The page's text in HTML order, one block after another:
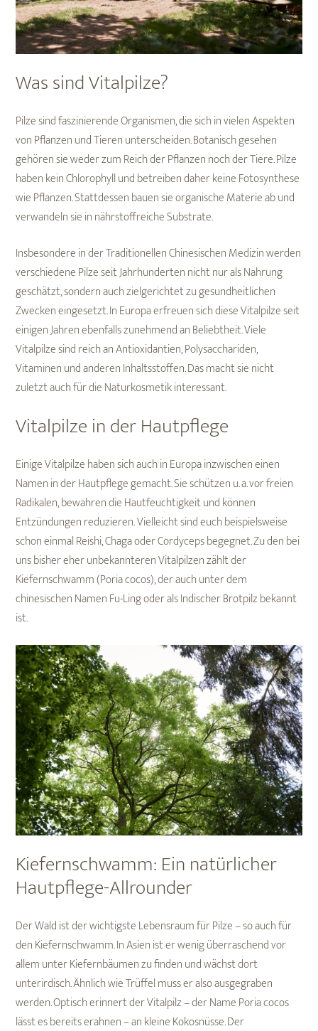
Was sind Vitalpilze?
Pilze sind faszinierende Organismen, die sich in vielen Aspekten
von Pflanzen und Tieren unterscheiden. Botanisch gesehen
gehören sie weder zum Reich der Pflanzen noch der Tiere. Pilze
haben kein Chlorophyll und betreiben daher keine Fotosynthese
wie Pflanzen. Stattdessen bauen sie organische Materie ab und
verwandeln sie in nährstoffreiche Substrate.
Insbesondere in der Traditionellen Chinesischen Medizin werden
verschiedene Pilze seit Jahrhunderten nicht nur als Nahrung
geschätzt, sondern auch zielgerichtet zu gesundheitlichen
Zwecken eingesetzt. In Europa erfreuen sich diese Vitalpilze seit
einigen Jahren ebenfalls zunehmend an Beliebtheit. Viele
Vitalpilze sind reich an Antioxidantien, Polysacchariden,
Vitaminen und anderen Inhaltsstoffen. Das macht sie nicht
zuletzt auch für die Naturkosmetik interessant.
Vitalpilze in der Hautpflege
Einige Vitalpilze haben sich auch in Europa inzwischen einen
Namen in der Hautpflege gemacht. Sie schützen u. a. vor freien
Radikalen, bewahren die Hautfeuchtigkeit und können
Entzündungen reduzieren. Vielleicht sind euch beispielsweise
schon einmal Reishi, Chaga oder Cordyceps begegnet. Zu den bei
uns bisher eher unbekannteren Vitalpilzen zählt der
Kiefernschwamm (Poria cocos), der auch unter dem
chinesischen Namen Fu-Ling oder als Indischer Brotpilz bekannt
ist.
Kiefernschwamm: Ein natürlicher
Hautpflege-Allrounder
Der Wald ist der wichtigste Lebensraum für Pilze – so auch für
den Kiefernschwamm. In Asien ist er wenig überraschend vor
allem unter Kiefernbäumen zu finden und wächst dort
unterirdisch. Ähnlich wie Trüffel muss er also ausgegraben
werden. Optisch erinnert der Vitalpilz – der Name Poria cocos
lässt es bereits erahnen – an kleine Kokosnüsse. Der